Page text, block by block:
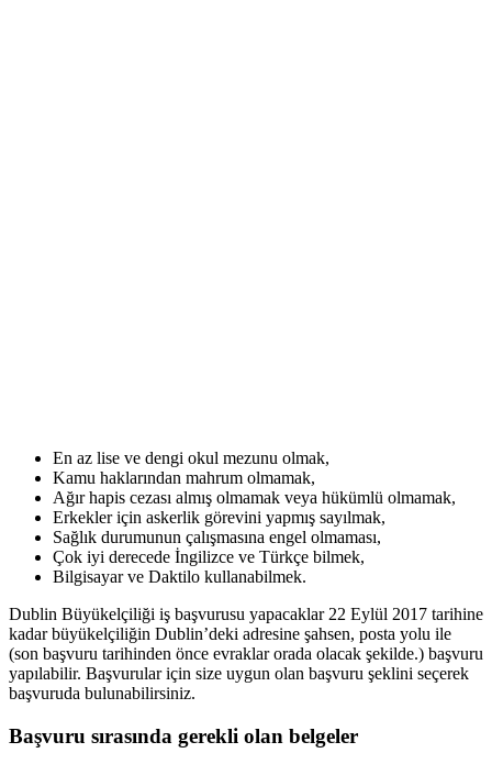
En az lise ve dengi okul mezunu olmak,
Kamu haklarından mahrum olmamak,
Ağır hapis cezası almış olmamak veya hükümlü olmamak,
Erkekler için askerlik görevini yapmış sayılmak,
Sağlık durumunun çalışmasına engel olmaması,
Çok iyi derecede İngilizce ve Türkçe bilmek,
Bilgisayar ve Daktilo kullanabilmek.
Dublin Büyükelçiliği iş başvurusu yapacaklar 22 Eylül 2017 tarihine
kadar büyükelçiliğin Dublin’deki adresine şahsen, posta yolu ile
(son başvuru tarihinden önce evraklar orada olacak şekilde.) başvuru
yapılabilir. Başvurular için size uygun olan başvuru şeklini seçerek
başvuruda bulunabilirsiniz.
Başvuru sırasında gerekli olan belgeler